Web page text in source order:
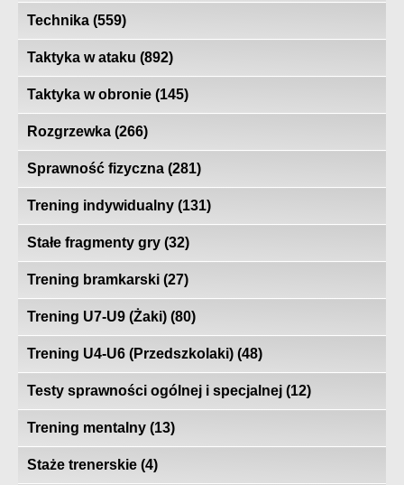
Technika (559)
Taktyka w ataku (892)
Taktyka w obronie (145)
Rozgrzewka (266)
Sprawność fizyczna (281)
Trening indywidualny (131)
Stałe fragmenty gry (32)
Trening bramkarski (27)
Trening U7-U9 (Żaki) (80)
Trening U4-U6 (Przedszkolaki) (48)
Testy sprawności ogólnej i specjalnej (12)
Trening mentalny (13)
Staże trenerskie (4)